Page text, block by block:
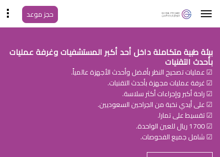
حجز موعد
بيئة طبية متكاملة داخل أحد أكبر المستشفيات وغرفة عمليات
بأحدث التقنيات
☑ عمليات تصحيح النظر بأفضل وأحدث الأجهزة عالمياً.
☑ غرفة عمليات مجهزة بأحدث التقنيات.
☑ راحة أكبر وإجراءات أكثر سلاسة.
☑ على أيدي نخبة من الجراحين السعوديين.
☑ تقسيط على تمارا.
☑ 1700 ريال للعين الواحدة.
☑ شامل جميع الفحوصات.